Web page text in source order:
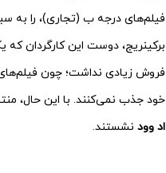
فیلم‌های درجه ب (تجاری)، را به
برکینریج، دوست این کارگردان
فروش زیادی نداشت؛ چون
خود جذب نمی‌کنند. با این حال،
اد وود نشستند.